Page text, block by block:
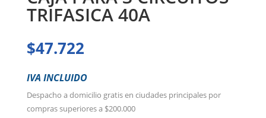
TRIFASICA 40A
$47.722
IVA INCLUIDO
Despacho a domicilio gratis en ciudades principales por
compras superiores a $200.000